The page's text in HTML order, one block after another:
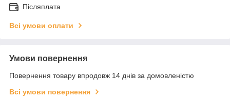
Післяплата
Всі умови оплати
Умови повернення
Повернення товару впродовж 14 днів за домовленістю
Всі умови повернення